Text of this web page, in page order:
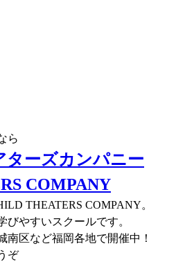
ら
THEATERS COMPANY。
やすいスクールです。
南区など福岡各地で開催中！
ぞ